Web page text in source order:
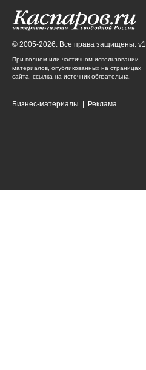
© 2005-2026. Все права защищены. v1
При полном или частичном использовании
материалов, опубликованных на страницах
сайта, ссылка на источник обязательна.
Бизнес-материалы Реклама